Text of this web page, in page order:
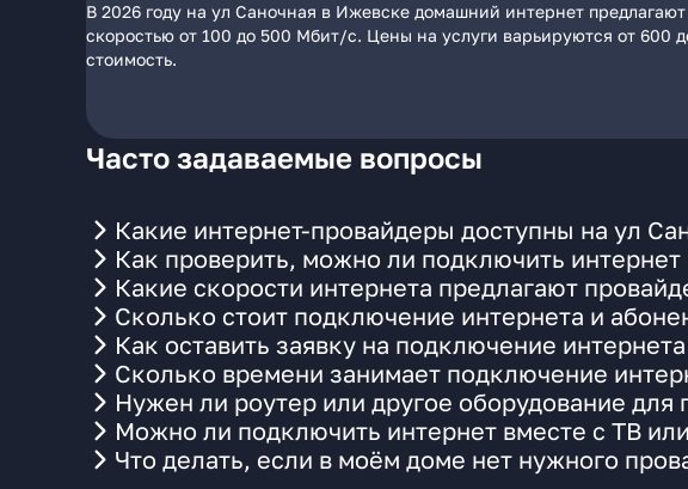
В 2026 году на ул Саночная в Ижевске домашний интернет
скоростью от 100 до 500 Мбит/с. Цены на услуги варьируются от
стоимость.
Часто задаваемые вопросы
Какие интернет-провайдеры доступны на ул
Как проверить, можно ли подключить
Какие скорости интернета предлагают
Сколько стоит подключение интернета и
Как оставить заявку на подключение
Сколько времени занимает подключение
Нужен ли роутер или другое оборудование для
Можно ли подключить интернет вместе с ТВ
Что делать, если в моём доме нет нужного